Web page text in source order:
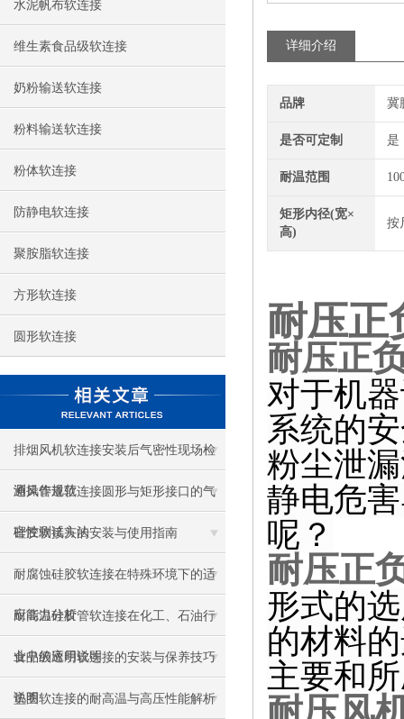
水泥帆布软连接
维生素食品级软连接
奶粉输送软连接
粉料输送软连接
粉体软连接
防静电软连接
聚胺脂软连接
方形软连接
圆形软连接
排烟风机软连接安装后气密性现场检
测操作规范
通风管道软连接圆形与矩形接口的气
密性测试方法
硅胶软接头的安装与使用指南
耐腐蚀硅胶软连接在特殊环境下的适
应能力分析
耐高温硅胶管软连接在化工、石油行
业中的应用说明
食品级透明软连接的安装与保养技巧
说明
垫圈软连接的耐高温与高压性能解析
详细介绍
品牌 冀
是否可定制 是
耐温范围
矩形内径(宽×
高)
按
耐压正
耐压正
对于机
系统的
粉尘泄
静电危
呢？
耐压正
形式的
的材料
主要和